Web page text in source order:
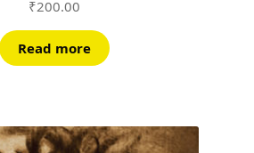
₹200.00
Read more